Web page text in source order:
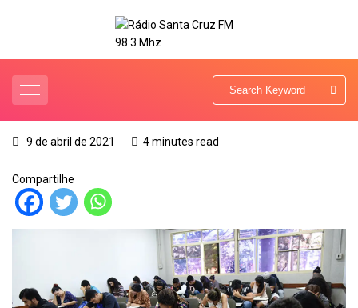
9 de abril de 2021 4 minutes read
Compartilhe